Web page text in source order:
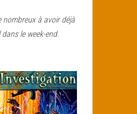
nombreux à avoir déjà
le week-end.